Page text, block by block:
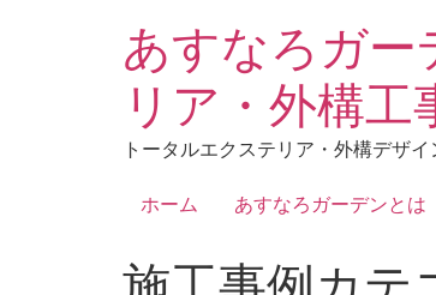
あすなろガー
リア・外構工
トータルエクステリア・外構デザ
ホーム あすなろガーデンとは